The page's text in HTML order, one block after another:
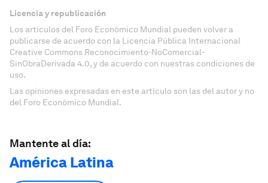
Licencia y republicación
Los artículos del Foro Económico Mundial pueden volver a
publicarse de acuerdo con la Licencia Pública Internacional
Creative Commons Reconocimiento-NoComercial-
SinObraDerivada 4.0, y de acuerdo con nuestras condiciones de
uso.
Las opiniones expresadas en este artículo son las del autor y no
del Foro Económico Mundial.
Mantente al día:
América Latina